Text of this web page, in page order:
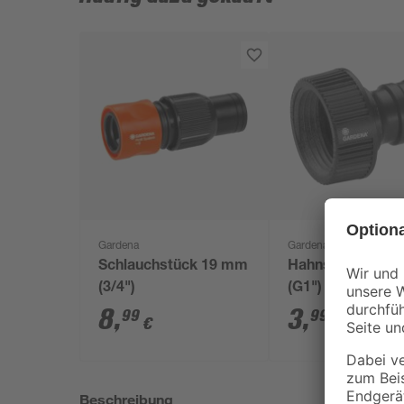
Gardena
Schlauchstück 19 mm
(3/4")
8,99 €
Gardena
Hahnstück 33,3
(G1")
3,99
Beschreibung